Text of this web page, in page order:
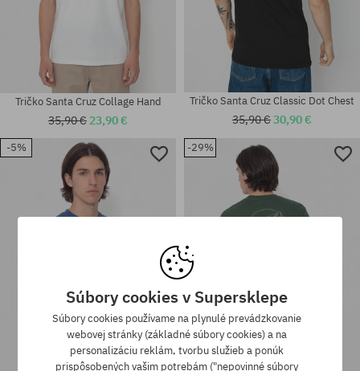
Dostupné veľkosti:
Dostupné veľkosti:
Tričko Santa Cruz Collage Hand
35,90 € 23,90 €
Tričko Santa Cruz Classic Dot Chest
35,90 €30,90 €
-5% -29%
Súbory cookies v Supersklepe
Súbory cookies používame na plynulé prevádzkovanie
webovej stránky (základné súbory cookies) a na
personalizáciu reklám, tvorbu služieb a ponúk
prispôsobených vašim potrebám ("nepovinné súbory